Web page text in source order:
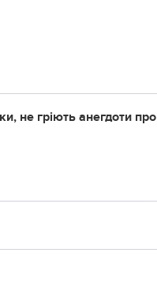
не гріють анегдоти про